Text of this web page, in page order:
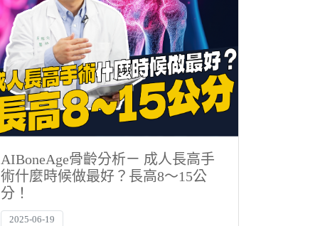
AIBoneAge骨齡分析ㄧ 成人長高手
術什麼時候做最好？長高8～15公
分！
2025-06-19